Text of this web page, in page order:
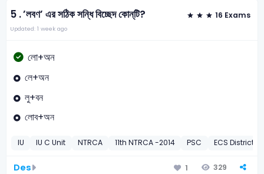
5 .’লবণ’ এর সঠিক সন্ধি বিচ্ছেদ কোন্‌টি? 16 Exams
Updated: 1 week ago
লো+অন
লে+অন
লু+বন
লোব+অন
IU IU C Unit NTRCA 11th NTRCA -2014 PSC ECS District
Des 1 329